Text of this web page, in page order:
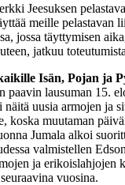
Jeesuksen
meille pelastavan
jossa täyttymisen
jatkuu
Isän, Pojan ja
paavin lausuman 15.
uusia armojen ja
koska muutaman
Jumala alkoi
valmistellen
ja erikoislahjojen
vuosina.